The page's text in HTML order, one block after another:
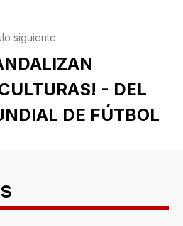
siguiente
- DEL
DE FÚTBOL